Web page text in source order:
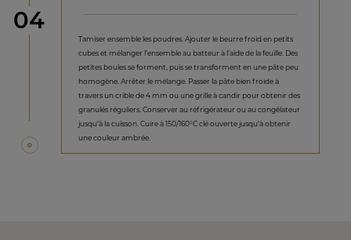
étape
04
Tamiser ensemble les poudres. Ajouter le beurre froid en petits
cubes et mélanger l’ensemble au batteur à l’aide de la feuille. Des
petites boules se forment, puis se transforment en une pâte peu
homogène. Arrêter le mélange. Passer la pâte bien froide à
travers un crible de 4 mm ou une grille à candir pour obtenir des
granulés réguliers. Conserver au réfrigérateur ou au congélateur
jusqu’à la cuisson. Cuire à 150/160°C clé ouverte jusqu’à obtenir
une couleur ambrée.